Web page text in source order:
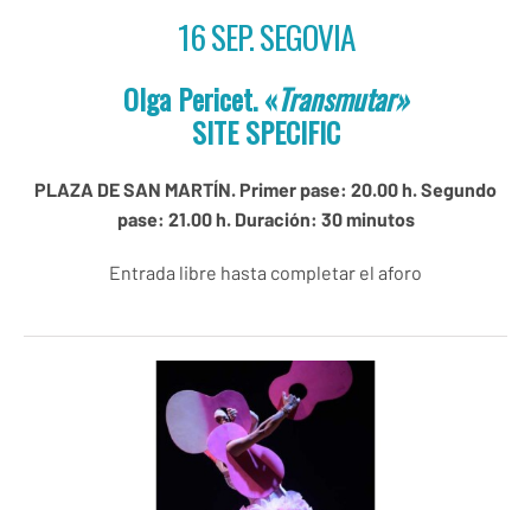
16 SEP. SEGOVIA
Olga Pericet. «Transmutar»
SITE SPECIFIC
PLAZA DE SAN MARTÍN. Primer pase: 20.00 h. Segundo
pase: 21.00 h. Duración: 30 minutos
Entrada libre hasta completar el aforo